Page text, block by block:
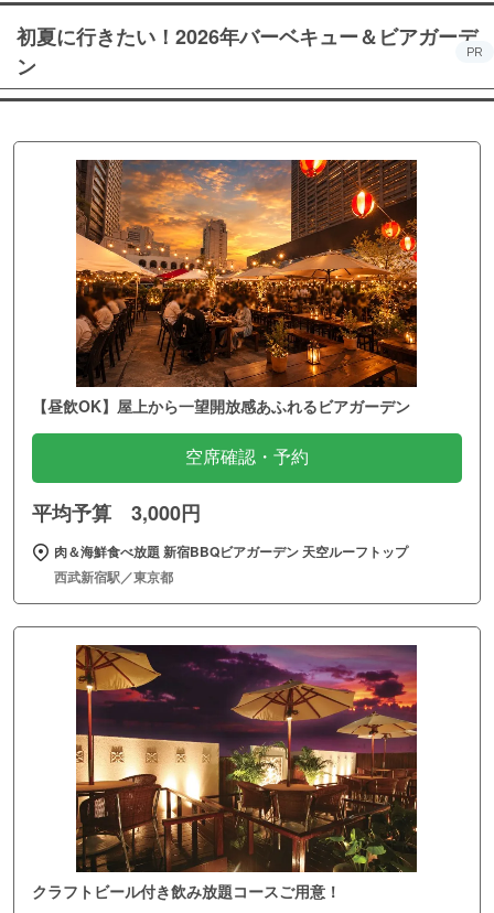
初夏に行きたい！2026年バーベキュー＆ビアガーデ
ン
PR
【昼飲OK】屋上から一望開放感あふれるビアガーデン
空席確認・予約
平均予算 3,000円
肉＆海鮮食べ放題 新宿BBQビアガーデン 天空ルーフトップ
西武新宿駅／東京都
クラフトビール付き飲み放題コースご用意！